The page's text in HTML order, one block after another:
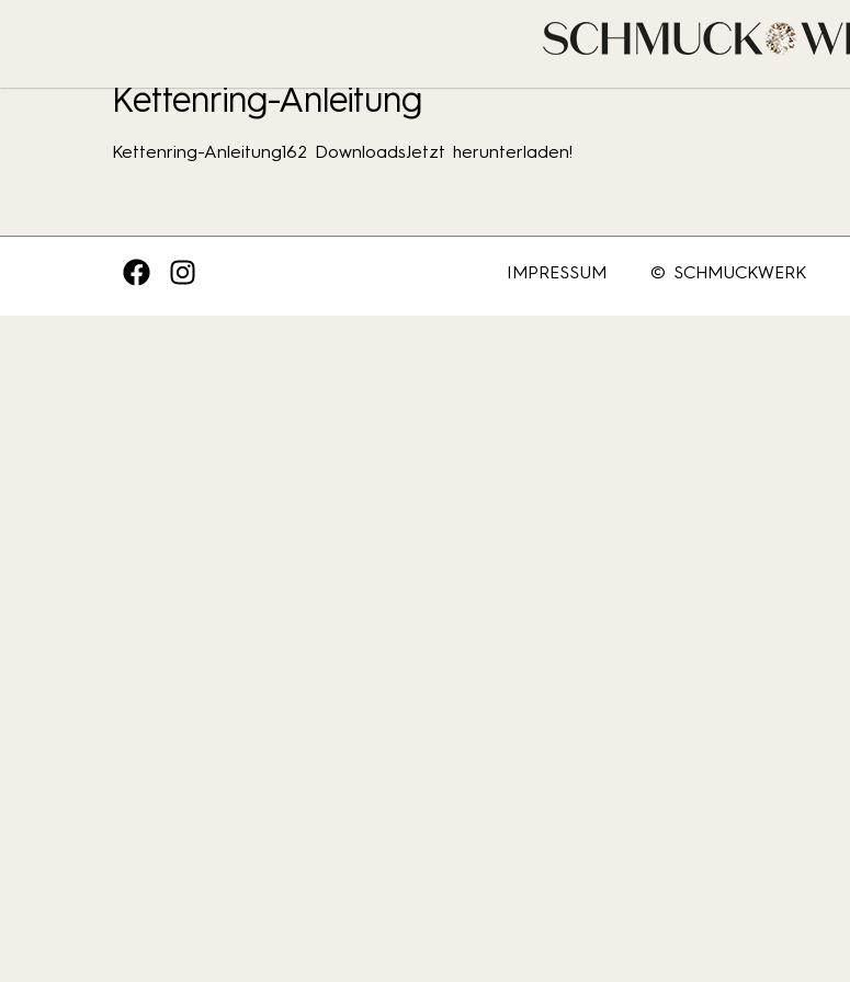
Kettenring
Kettenring-Anleitung
Kettenring-Anleitung162 DownloadsJetzt herunterladen!
IMPRESSUM © SCHMUCKWERK